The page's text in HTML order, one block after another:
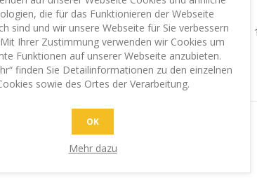
Oberfläche - für einen scharfen Abdruck.
nach DIN (Deutsche Industrie Norm)
die für das Funktionieren der Webseite
sind und wir unsere Webseite für Sie verbessern
Ihrer Zustimmung verwenden wir Cookies um
Funktionen auf unserer Webseite anzubieten.
finden Sie Detailinformationen zu den einzelnen
sowie des Ortes der Verarbeitung.
OK
Mehr dazu